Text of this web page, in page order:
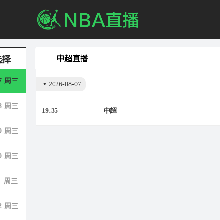
中超直播
择
周三
周三
周三
周三
周三
周三
• 2026-08-07
19:35 中超